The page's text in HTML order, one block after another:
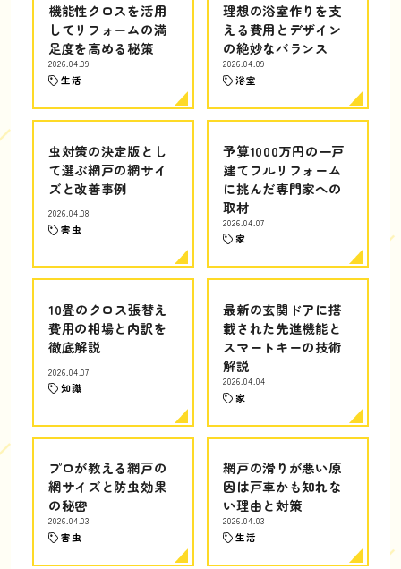
機能性クロスを活用
してリフォームの満
足度を高める秘策
2026.04.09
生活
理想の浴室作りを支
える費用とデザイン
の絶妙なバランス
2026.04.09
浴室
虫対策の決定版とし
て選ぶ網戸の網サイ
ズと改善事例
2026.04.08
害虫
予算1000万円の一戸
建てフルリフォーム
に挑んだ専門家への
取材
2026.04.07
家
10畳のクロス張替え
費用の相場と内訳を
徹底解説
2026.04.07
知識
最新の玄関ドアに搭
載された先進機能と
スマートキーの技術
解説
2026.04.04
家
プロが教える網戸の
網サイズと防虫効果
の秘密
2026.04.03
害虫
網戸の滑りが悪い原
因は戸車かも知れな
い理由と対策
2026.04.03
生活